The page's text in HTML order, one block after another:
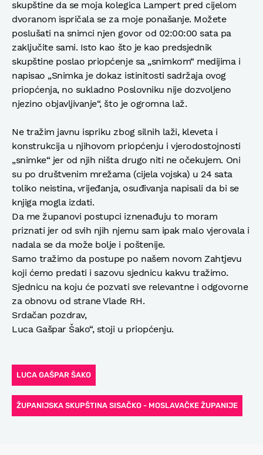
skupštine da se moja kolegica Lampert pred cijelom
dvoranom ispričala se za moje ponašanje. Možete
poslušati na snimci njen govor od 02:00:00 sata pa
zaključite sami. Isto kao što je kao predsjednik
skupštine poslao priopćenje sa „snimkom“ medijima i
napisao „Snimka je dokaz istinitosti sadržaja ovog
priopćenja, no sukladno Poslovniku nije dozvoljeno
njezino objavljivanje“, što je ogromna laž.
Ne tražim javnu ispriku zbog silnih laži, kleveta i
konstrukcija u njihovom priopćenju i vjerodostojnosti
„snimke“ jer od njih ništa drugo niti ne očekujem. Oni
su po društvenim mrežama (cijela vojska) u 24 sata
toliko neistina, vrijeđanja, osuđivanja napisali da bi se
knjiga mogla izdati.
Da me županovi postupci iznenađuju to moram
priznati jer od svih njih njemu sam ipak malo vjerovala i
nadala se da može bolje i poštenije.
Samo tražimo da postupe po našem novom Zahtjevu
koji ćemo predati i sazovu sjednicu kakvu tražimo.
Sjednicu na koju će pozvati sve relevantne i odgovorne
za obnovu od strane Vlade RH.
Srdačan pozdrav,
Luca Gašpar Šako“, stoji u priopćenju.
LUCA GAŠPAR ŠAKO
ŽUPANIJSKA SKUPŠTINA SISAČKO - MOSLAVAČKE ŽUPANIJE